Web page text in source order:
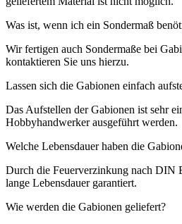
Was ist, wenn ich ein Sondermaß
Wir fertigen auch Sondermaße bei
kontaktieren Sie uns hierzu.
Lassen sich die Gabionen einfach
Das Aufstellen der Gabionen ist sehr
Hobbyhandwerker ausgeführt werden.
Welche Lebensdauer haben die
Durch die Feuerverzinkung nach DIN
lange Lebensdauer garantiert.
Wie werden die Gabionen geliefert?